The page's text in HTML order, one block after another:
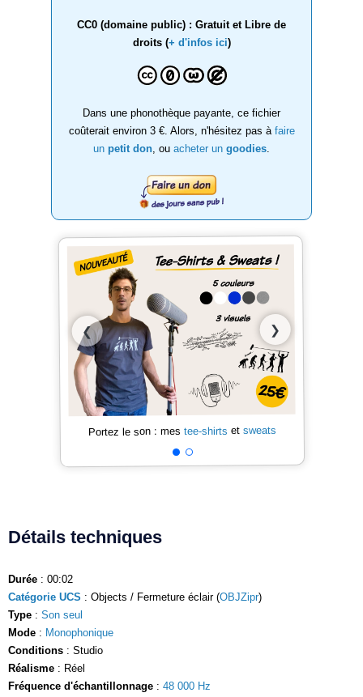
CC0 (domaine public) : Gratuit et Libre de
droits (+ d'infos ici)
Dans une phonothèque payante, ce fichier
coûterait environ 3 €. Alors, n'hésitez pas à faire
un petit don , ou acheter un goodies
❮ ❯
Portez le son : mes tee-shirts et sweats
Détails techniques
Durée : 00:02
Catégorie UCS : Objects / Fermeture éclair (OBJZipr)
Type : Son seul
Mode : Monophonique
Conditions : Studio
Réalisme : Réel
Fréquence d'échantillonnage : 48 000 Hz